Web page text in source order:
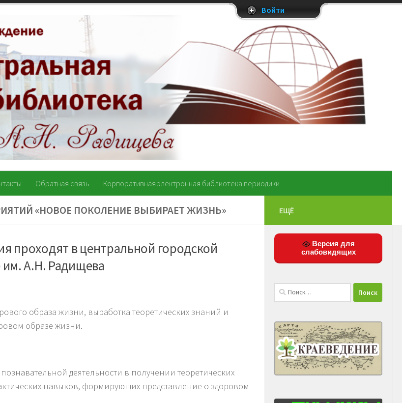
Обратная связь Корпоративная электронная библиотека периодики
«НОВОЕ ПОКОЛЕНИЕ ВЫБИРАЕТ ЖИЗНЬ»
проходят в центральной городской
им. А.Н. Радищева
образа жизни, выработка теоретических знаний и
образе жизни.
деятельности в получении теоретических
навыков, формирующих представление о здоровом
ЕЩЁ
Версия для
слабовидящих
Найти:
Войти